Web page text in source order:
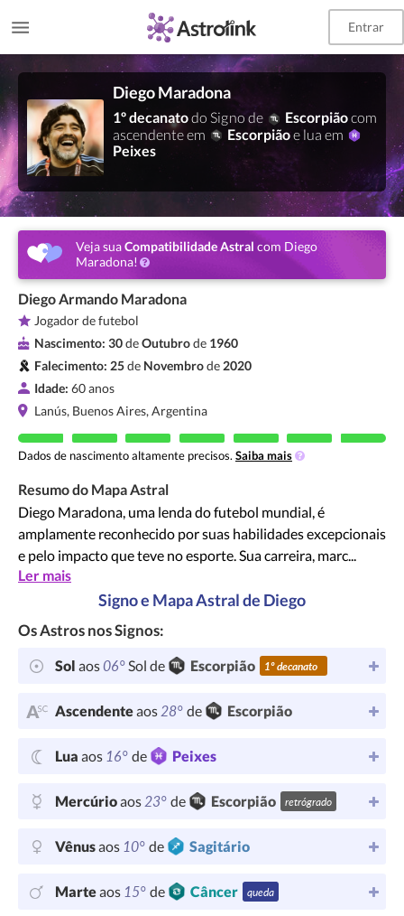
Entrar
Diego Maradona
1º decanatodo Signo de Escorpiãocom
ascendente em
Escorpiãoe lua em
Peixes
Veja suaCompatibilidade Astral com Diego
Maradona!
Diego Armando Maradona
Jogador de futebol
Nascimento: 30deOutubrode 1960
Falecimento: 25de Novembrode 2020
Idade: 60 anos
Lanús, Buenos Aires, Argentina
Dados de nascimento altamente precisos. Saiba mais
Resumo do Mapa Astral
Diego Maradona, uma lenda do futebol mundial, é
amplamente reconhecido por suas habilidades excepcionais
e pelo impacto que teve no esporte. Sua carreira, marc...
Ler mais
Signo e Mapa Astral de Diego
Os Astros nos Signos:
Sol aos06°Sol de Escorpião 1º decanato
Ascendenteaos28° de Escorpião
Lua aos 16° de Peixes
Mercúrioaos23° de Escorpião retrógrado
Vênusaos 10° de Sagitário
Marteaos 15° de Câncer queda